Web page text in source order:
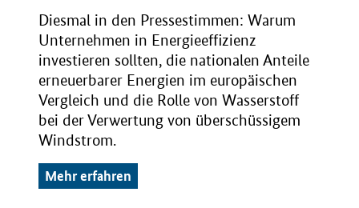
Diesmal in den Pressestimmen: Warum
Unternehmen in Energieeffizienz
investieren sollten, die nationalen Anteile
erneuerbarer Energien im europäischen
Vergleich und die Rolle von Wasserstoff
bei der Verwertung von überschüssigem
Windstrom.
Mehr erfahren